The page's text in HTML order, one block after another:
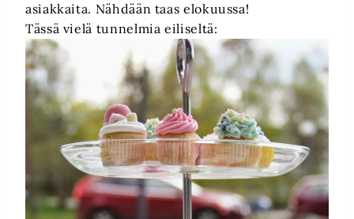
asiakkaita. Nähdään taas elokuussa!
Tässä vielä tunnelmia eiliseltä: